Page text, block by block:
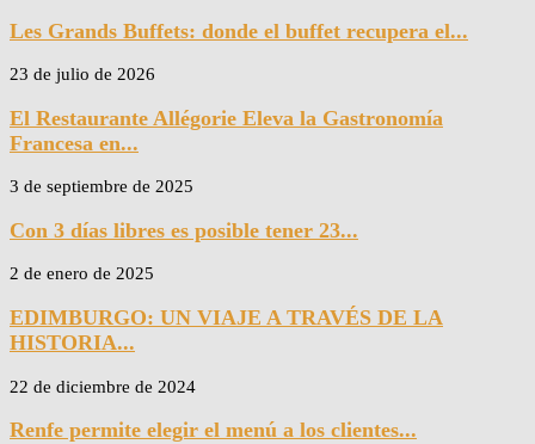
Les Grands Buffets: donde el buffet recupera el...
23 de julio de 2026
El Restaurante Allégorie Eleva la Gastronomía
Francesa en...
3 de septiembre de 2025
Con 3 días libres es posible tener 23...
2 de enero de 2025
EDIMBURGO: UN VIAJE A TRAVÉS DE LA
HISTORIA...
22 de diciembre de 2024
Renfe permite elegir el menú a los clientes...